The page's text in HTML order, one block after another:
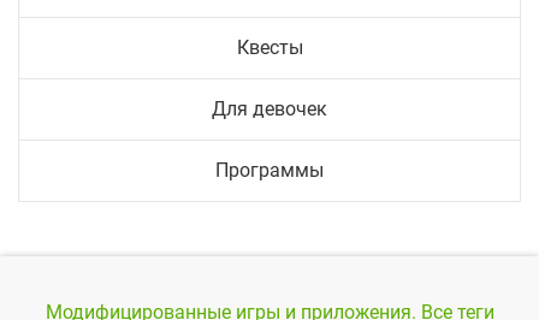
Квесты
Для девочек
Программы
Модифицированные игры и приложения. Все теги